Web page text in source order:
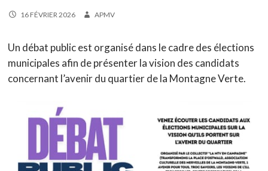
16 FÉVRIER 2026 APMV
Un débat public est organisé dans le cadre des élections
municipales afin de présenter la vision des candidats
concernant l’avenir du quartier de la Montagne Verte.